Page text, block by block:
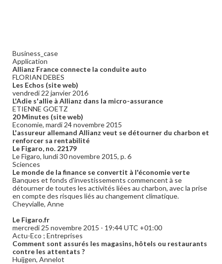
Business_case
Application
Allianz France connecte la conduite auto
FLORIAN DEBES
Les Echos (site web)
vendredi 22 janvier 2016
L'Adie s'allie à Allianz dans la micro-assurance
ETIENNE GOETZ
20 Minutes (site web)
Economie, mardi 24 novembre 2015
L'assureur allemand Allianz veut se détourner du charbon et
renforcer sa rentabilité
Le Figaro, no. 22179
Le Figaro, lundi 30 novembre 2015, p. 6
Sciences
Le monde de la finance se convertit à l'économie verte
Banques et fonds d'investissements commencent à se
détourner de toutes les activités liées au charbon, avec la prise
en compte des risques liés au changement climatique.
Cheyvialle, Anne
Le Figaro.fr
mercredi 25 novembre 2015 - 19:44 UTC +01:00
Actu-Eco ; Entreprises
Comment sont assurés les magasins, hôtels ou restaurants
contre les attentats ?
Huijgen, Annelot